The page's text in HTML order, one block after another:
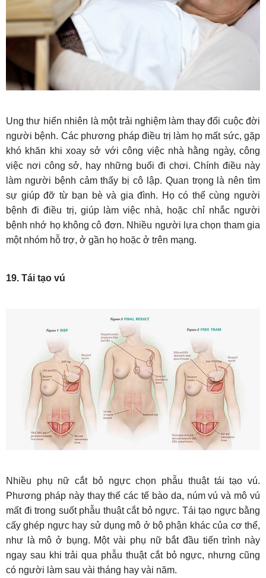
Ung thư hiển nhiên là một trải nghiệm làm thay đổi cuộc đời
người bệnh. Các phương pháp điều trị làm họ mất sức, gặp
khó khăn khi xoay sở với công việc nhà hằng ngày, công
việc nơi công sở, hay những buổi đi chơi. Chính điều này
làm người bệnh cảm thấy bị cô lập. Quan trọng là nên tìm
sự giúp đỡ từ bạn bè và gia đình. Họ có thể cùng người
bệnh đi điều trị, giúp làm việc nhà, hoặc chỉ nhắc người
bệnh nhớ họ không cô đơn. Nhiều người lựa chọn tham gia
một nhóm hỗ trợ, ở gần họ hoặc ở trên mạng.
19. Tái tạo vú
Nhiều phụ nữ cắt bỏ ngực chọn phẫu thuật tái tạo vú.
Phương pháp này thay thế các tế bào da, núm vú và mô vú
mất đi trong suốt phẫu thuật cắt bỏ ngực. Tái tạo ngực bằng
cấy ghép ngực hay sử dụng mô ở bộ phận khác của cơ thể,
như là mô ở bụng. Một vài phụ nữ bắt đầu tiến trình này
ngay sau khi trải qua phẫu thuật cắt bỏ ngực, nhưng cũng
có người làm sau vài tháng hay vài năm.